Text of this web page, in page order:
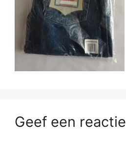
Geef een reactie